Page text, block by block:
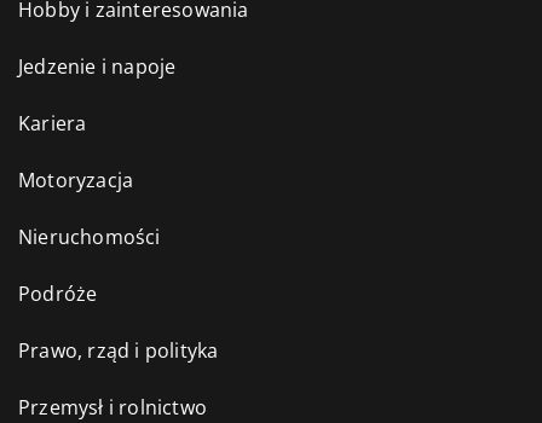
Hobby i zainteresowania
Jedzenie i napoje
Kariera
Motoryzacja
Nieruchomości
Podróże
Prawo, rząd i polityka
Przemysł i rolnictwo